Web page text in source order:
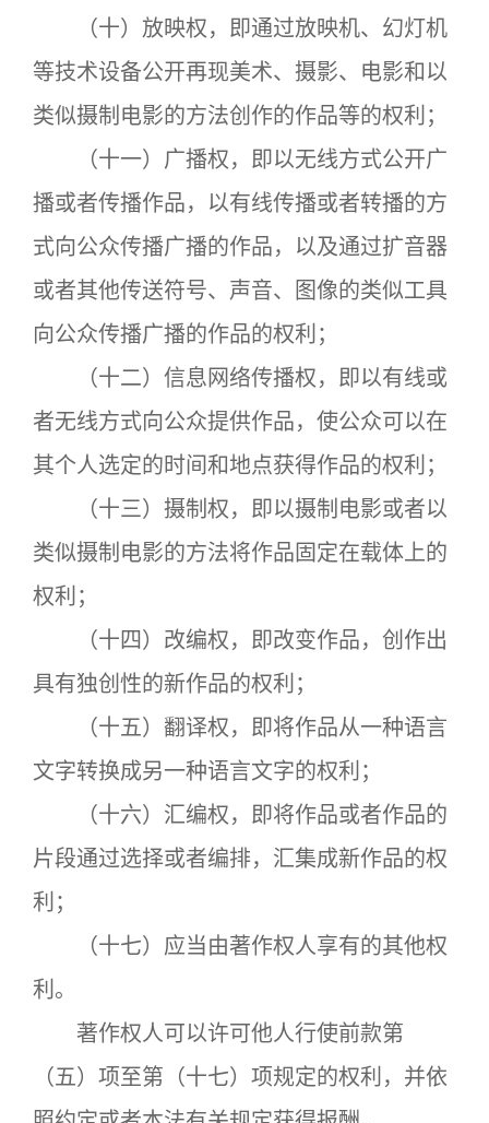
（十）放映权，即通过放映机、幻灯机
等技术设备公开再现美术、摄影、电影和以
类似摄制电影的方法创作的作品等的权利；
（十一）广播权，即以无线方式公开广
播或者传播作品，以有线传播或者转播的方
式向公众传播广播的作品，以及通过扩音器
或者其他传送符号、声音、图像的类似工具
向公众传播广播的作品的权利；
（十二）信息网络传播权，即以有线或
者无线方式向公众提供作品，使公众可以在
其个人选定的时间和地点获得作品的权利；
（十三）摄制权，即以摄制电影或者以
类似摄制电影的方法将作品固定在载体上的
权利；
（十四）改编权，即改变作品，创作出
具有独创性的新作品的权利；
（十五）翻译权，即将作品从一种语言
文字转换成另一种语言文字的权利；
（十六）汇编权，即将作品或者作品的
片段通过选择或者编排，汇集成新作品的权
利；
（十七）应当由著作权人享有的其他权
利。
著作权人可以许可他人行使前款第
（五）项至第（十七）项规定的权利，并依